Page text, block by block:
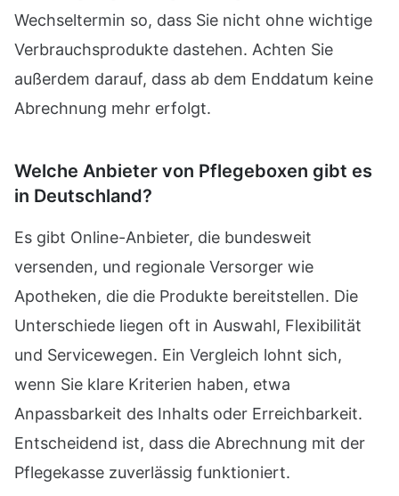
Wechseltermin so, dass Sie nicht ohne wichtige
Verbrauchsprodukte dastehen. Achten Sie
außerdem darauf, dass ab dem Enddatum keine
Abrechnung mehr erfolgt.
Welche Anbieter von Pflegeboxen gibt es
in Deutschland?
Es gibt Online-Anbieter, die bundesweit
versenden, und regionale Versorger wie
Apotheken, die die Produkte bereitstellen. Die
Unterschiede liegen oft in Auswahl, Flexibilität
und Servicewegen. Ein Vergleich lohnt sich,
wenn Sie klare Kriterien haben, etwa
Anpassbarkeit des Inhalts oder Erreichbarkeit.
Entscheidend ist, dass die Abrechnung mit der
Pflegekasse zuverlässig funktioniert.